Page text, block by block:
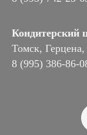
Кондитерский
Томск, Герцена,
8 (995) 386-86-